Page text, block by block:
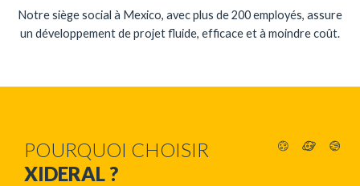
Notre siège social à Mexico, avec plus de 200 employés, assure
un développement de projet fluide, efficace et à moindre coût.
POURQUOI CHOISIR
XIDERAL ?